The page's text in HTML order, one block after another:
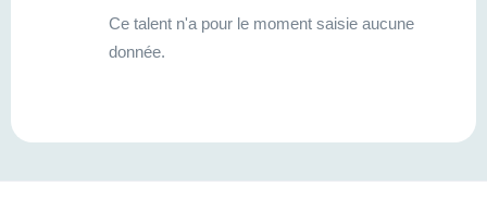
Ce talent n'a pour le moment saisie aucune
donnée.